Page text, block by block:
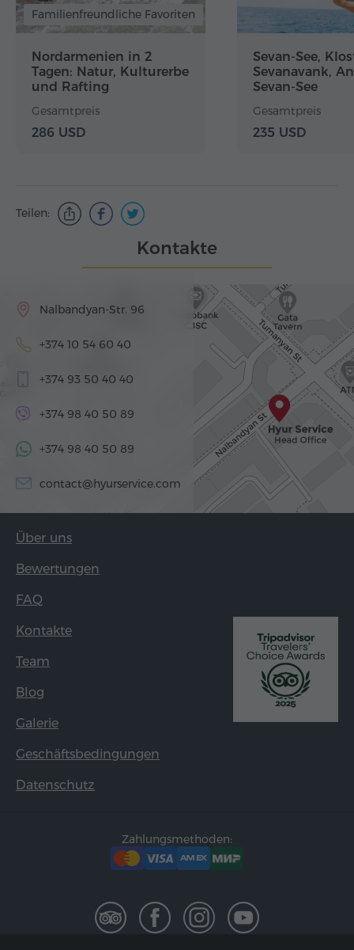
Familienfreundliche Favoriten
Nordarmenien in 2
Tagen: Natur, Kulturerbe
und Rafting
Gesamtpreis
286 USD
Sevan-See,
Sevanavank,
Sevan-See
Gesamtpreis
235 USD
Teilen:
Kontakte
Nalbandyan-Str. 96
+374 10 54 60 40
+374 93 50 40 40
+374 98 40 50 89
+374 98 40 50 89
contact@hyurservice.com
Über uns
Bewertungen
FAQ
Kontakte
Team
Blog
Galerie
Geschäftsbedingungen
Datenschutz
Zahlungsmethoden: